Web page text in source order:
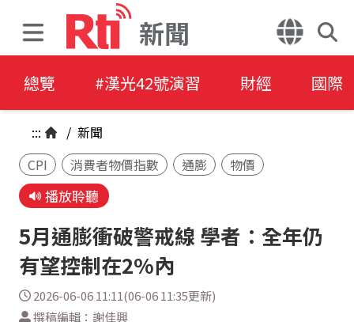
新聞
總覽 #漢光42號演習 財經 國際
::: / 新聞
CPI
消費者物價指數 通膨 物價
播放聆聽
5月通膨衝破警戒線 學者：全年仍
有望控制在2%內
2026-06-06 11:11(06-06 11:35更新)
撰稿編輯：謝佳興